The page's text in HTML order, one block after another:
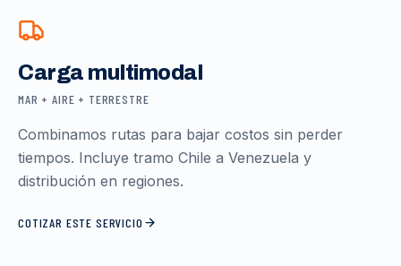
Carga multimodal
MAR + AIRE + TERRESTRE
Combinamos rutas para bajar costos sin perder
tiempos. Incluye tramo Chile a Venezuela y
distribución en regiones.
COTIZAR ESTE SERVICIO